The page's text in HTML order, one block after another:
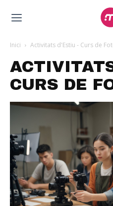
Inici Activitats d'Estiu - Curs de
CURS DE